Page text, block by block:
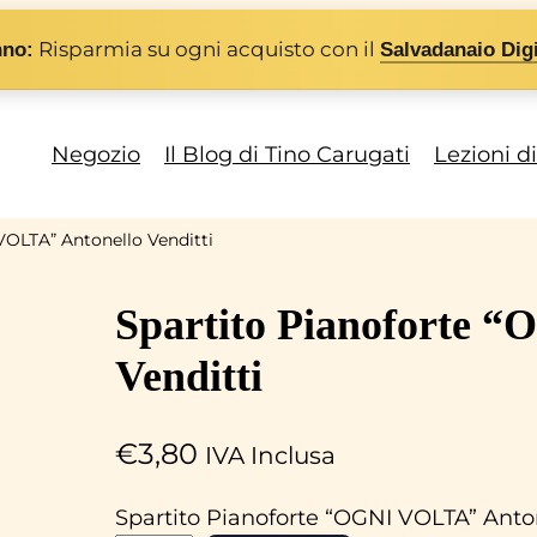
Risparmia su ogni acquisto con ilSalvadanaio
Negozio Il Blog di Tino Carugati Lezioni
Antonello Venditti
Spartito Pianoforte
Venditti
€3,80 IVA Inclusa
Spartito Pianoforte “OGNI VOLTA”